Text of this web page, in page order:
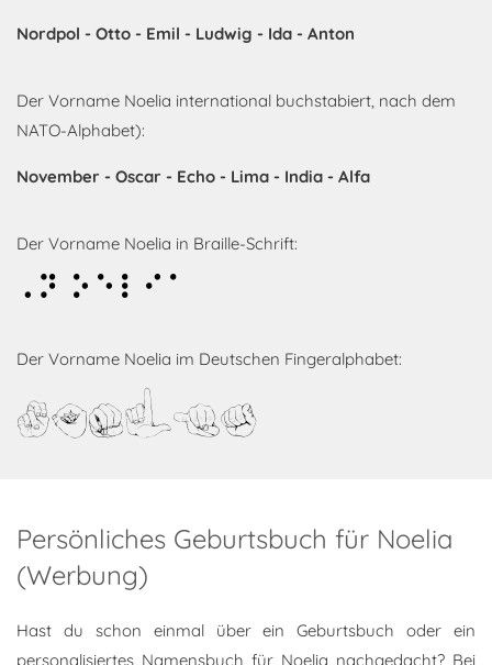
Nordpol - Otto - Emil - Ludwig - Ida - Anton
Der Vorname Noelia international buchstabiert, nach dem
NATO-Alphabet):
November - Oscar - Echo - Lima - India - Alfa
Der Vorname Noelia in Braille-Schrift:
Noelia
Der Vorname Noelia im Deutschen Fingeralphabet:
Noelia
Persönliches Geburtsbuch für Noelia
(Werbung)
Hast du schon einmal über ein Geburtsbuch oder ein
personalisiertes Namensbuch für Noelia nachgedacht? Bei